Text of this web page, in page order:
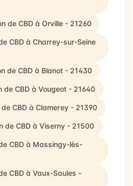
de CBD à Orville - 21260
CBD à Charrey-sur-Seine
de CBD à Blanot - 21430
de CBD à Vougeot - 21640
CBD à Clamerey - 21390
de CBD à Viserny - 21500
CBD à Massingy-lès-
CBD à Vaux-Saules -